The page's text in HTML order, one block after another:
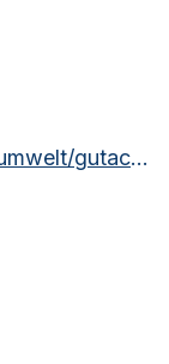
www.offenburg.de/de/bauen-und-umwelt/gutachterausschuss